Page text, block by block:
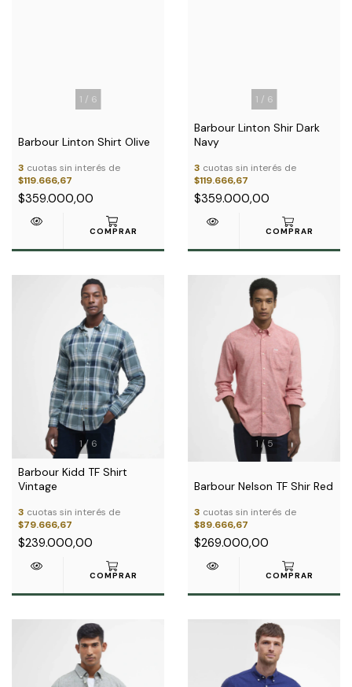
1 / 6
Barbour Linton Shirt Olive
3 cuotas sin interés de
$119.666,67
$359.000,00
COMPRAR
1 / 6
Barbour Linton Shir Dark
Navy
3 cuotas sin interés de
$119.666,67
$359.000,00
COMPRAR
1/ 6
Barbour Kidd TF Shirt
Vintage
3 cuotas sin interés de
$79.666,67
$239.000,00
COMPRAR
1 /5
Barbour Nelson TF Shir Red
3 cuotas sin interés de
$89.666,67
$269.000,00
COMPRAR